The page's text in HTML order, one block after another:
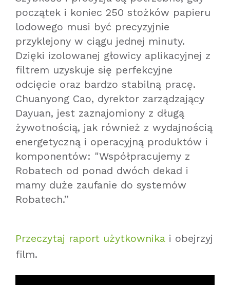
początek i koniec 250 stożków papieru
lodowego musi być precyzyjnie
przyklejony w ciągu jednej minuty.
Dzięki izolowanej głowicy aplikacyjnej z
filtrem uzyskuje się perfekcyjne
odcięcie oraz bardzo stabilną pracę.
Chuanyong Cao, dyrektor zarządzający
Dayuan, jest zaznajomiony z długą
żywotnością, jak również z wydajnością
energetyczną i operacyjną produktów i
komponentów: "Współpracujemy z
Robatech od ponad dwóch dekad i
mamy duże zaufanie do systemów
Robatech.”
Przeczytaj raport użytkownika i obejrzyj
film.